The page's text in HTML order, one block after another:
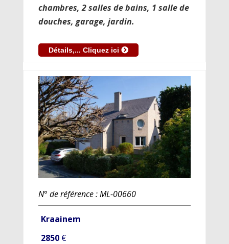
chambres, 2 salles de bains, 1 salle de
douches, garage, jardin.
Détails,... Cliquez ici
N° de référence : ML-00660
Kraainem
2850€